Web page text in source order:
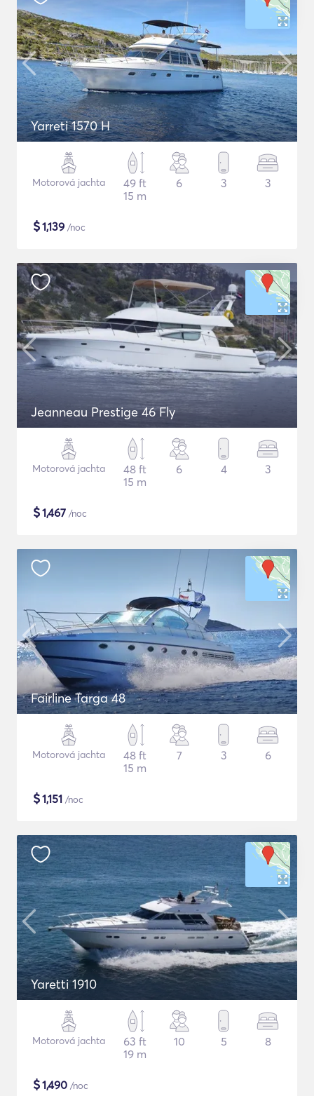
Yarreti 1570 H
Motorová jachta
49 ft
15 m
6 3 3
$1,139 /noc
Jeanneau Prestige 46 Fly
Motorová jachta
48 ft
15 m
6 4 3
$1,467 /noc
Fairline Targa 48
Motorová jachta
48 ft
15 m
7 3 6
$1,151 /noc
Yaretti 1910
Motorová jachta
63 ft
19 m
10 5 8
$1,490 /noc